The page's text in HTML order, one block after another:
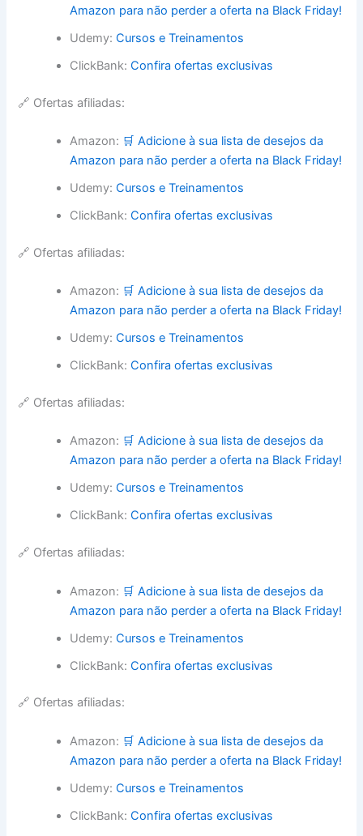
Amazon para não perder a oferta na Black Friday!
Udemy:Cursos e Treinamentos
ClickBank:Confira ofertas exclusivas
🔗 Ofertas afiliadas:
Amazon: 🛒 Adicione à sua lista de desejos da
Amazon para não perder a oferta na Black Friday!
Udemy:Cursos e Treinamentos
ClickBank:Confira ofertas exclusivas
🔗 Ofertas afiliadas:
Amazon: 🛒 Adicione à sua lista de desejos da
Amazon para não perder a oferta na Black Friday!
Udemy:Cursos e Treinamentos
ClickBank:Confira ofertas exclusivas
🔗 Ofertas afiliadas:
Amazon: 🛒 Adicione à sua lista de desejos da
Amazon para não perder a oferta na Black Friday!
Udemy:Cursos e Treinamentos
ClickBank:Confira ofertas exclusivas
🔗 Ofertas afiliadas:
Amazon: 🛒 Adicione à sua lista de desejos da
Amazon para não perder a oferta na Black Friday!
Udemy:Cursos e Treinamentos
ClickBank:Confira ofertas exclusivas
🔗 Ofertas afiliadas:
Amazon: 🛒 Adicione à sua lista de desejos da
Amazon para não perder a oferta na Black Friday!
Udemy:Cursos e Treinamentos
ClickBank:Confira ofertas exclusivas